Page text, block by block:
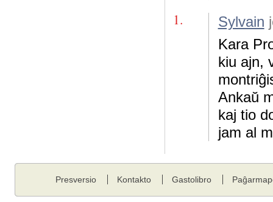
1. Sylvain
Kara
kiu ajn,
Ankaŭ
kaj tio
jam al
Presversio Kontakto Gastolibro